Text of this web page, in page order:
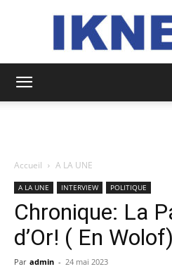
Accueil A LA UNE
A LA UNE INTERVIEW POLITIQUE
Chronique: La
d’Or! ( En Wolof)
Par admin - 24 mai 2023